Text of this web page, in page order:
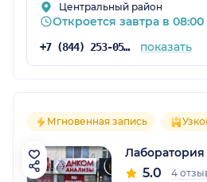
Центральный район
Откроется завтра в 08:00
+7 (844) 253-05-05 показать
Мгновенная запись
5.0 4